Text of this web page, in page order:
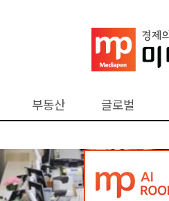
부동산 글로벌